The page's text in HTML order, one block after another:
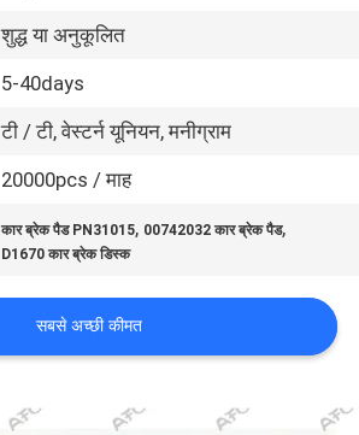
शुद्ध या अनुकूलित
5-40days
टी / टी, वेस्टर्न यूनियन, मनीग्राम
20000pcs / माह
कार ब्रेक पैड PN31015, 00742032 कार ब्रेक पैड,
D1670 कार ब्रेक डिस्क
सबसे अच्छी कीमत